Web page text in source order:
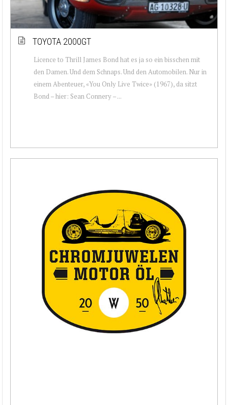
TOYOTA 2000GT
Licence to Thrill James Bond hat es ja so ein bisschen mit
den Damen. Und dem Schnaps. Und den Automobilen. Nur in
einem Abenteuer, «You Only Live Twice» (1967), da sitzt
Bond – hier: Sean Connery – ...